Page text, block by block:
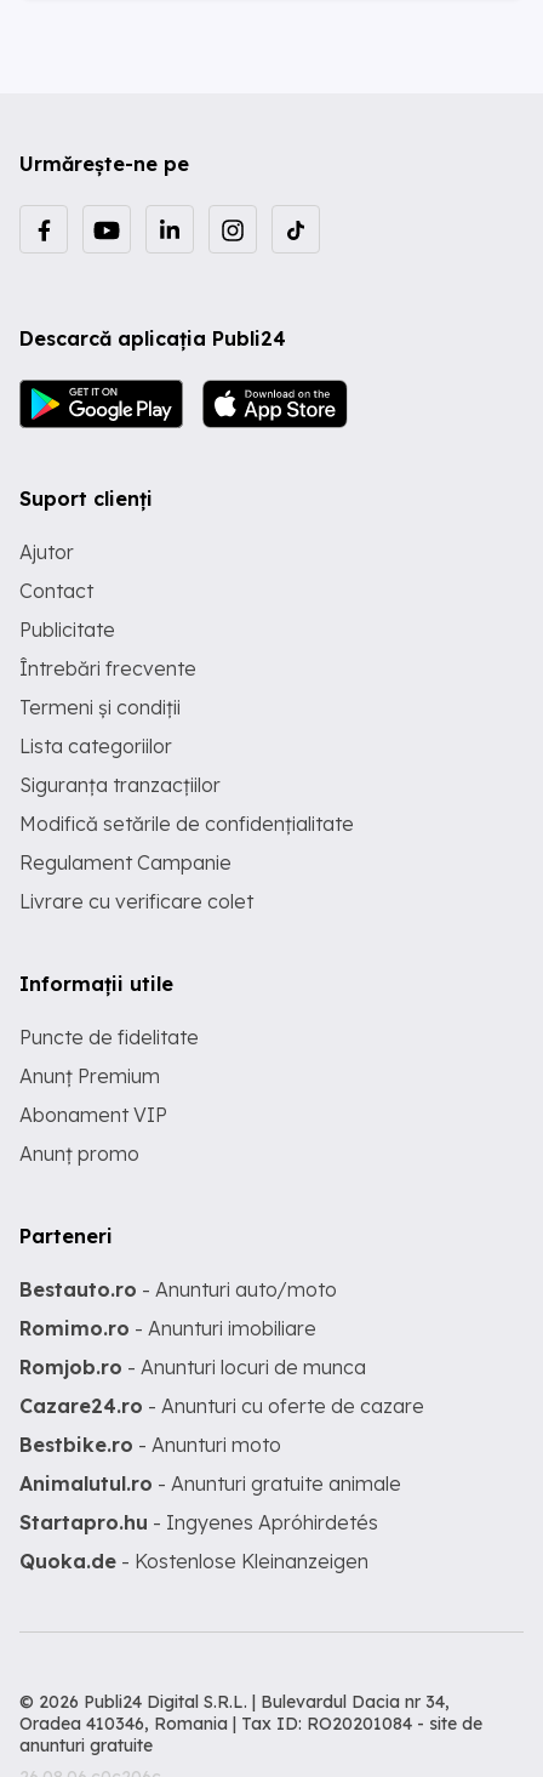
Urmărește-ne pe
Descarcă aplicația Publi24
Suport clienți
Ajutor
Contact
Publicitate
Întrebări frecvente
Termeni și condiții
Lista categoriilor
Siguranța tranzacțiilor
Modifică setările de confidențialitate
Regulament Campanie
Livrare cu verificare colet
Informații utile
Puncte de fidelitate
Anunț Premium
Abonament VIP
Anunț promo
Parteneri
Bestauto.ro - Anunturi auto/moto
Romimo.ro - Anunturi imobiliare
Romjob.ro - Anunturi locuri de munca
Cazare24.ro - Anunturi cu oferte de cazare
Bestbike.ro - Anunturi moto
Animalutul.ro - Anunturi gratuite animale
Startapro.hu - Ingyenes Apróhirdetés
Quoka.de - Kostenlose Kleinanzeigen
© 2026 Publi24 Digital S.R.L. | Bulevardul Dacia nr 34,
Oradea 410346, Romania | Tax ID: RO20201084 - site de
anunturi gratuite